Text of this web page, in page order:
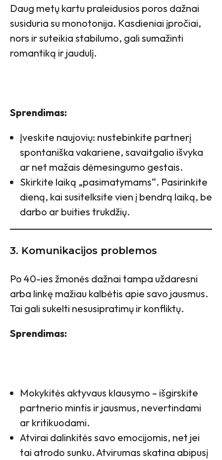
Daug metų kartu praleidusios poros dažnai
susiduria su monotonija. Kasdieniai įpročiai,
nors ir suteikia stabilumo, gali sumažinti
romantiką ir jaudulį.
Sprendimas:
Įveskite naujovių: nustebinkite partnerį
spontaniška vakariene, savaitgalio išvyka
ar net mažais dėmesingumo gestais.
Skirkite laiką „pasimatymams“. Pasirinkite
dieną, kai susitelksite vien į bendrą laiką, be
darbo ar buities trukdžių.
3. Komunikacijos problemos
Po 40-ies žmonės dažnai tampa uždaresni
arba linkę mažiau kalbėtis apie savo jausmus.
Tai gali sukelti nesusipratimų ir konfliktų.
Sprendimas:
Mokykitės aktyvaus klausymo – išgirskite
partnerio mintis ir jausmus, nevertindami
ar kritikuodami.
Atvirai dalinkitės savo emocijomis, net jei
tai atrodo sunku. Atvirumas skatina abipusį